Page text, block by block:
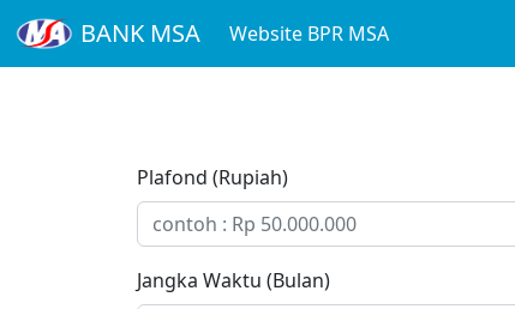
BANK MSA Website BPR MSA
Plafond (Rupiah)
Jangka Waktu (Bulan)